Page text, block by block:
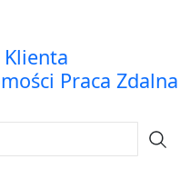
Klienta
Praca Zdalna